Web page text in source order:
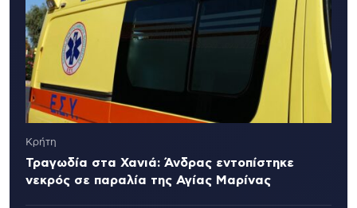
Κρήτη
Τραγωδία στα Χανιά: Άνδρας εντοπίστηκε
νεκρός σε παραλία της Αγίας Μαρίνας